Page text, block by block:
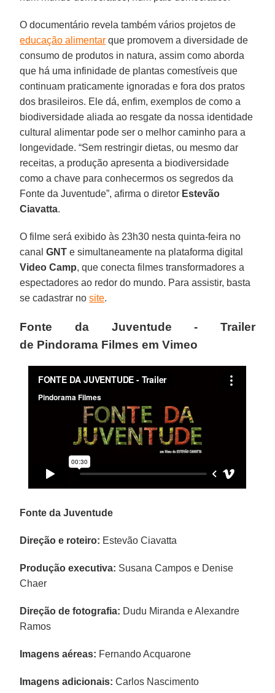
O documentário revela também vários projetos de
educação alimentar que promovem a diversidade de
consumo de produtos in natura, assim como aborda
que há uma infinidade de plantas comestíveis que
continuam praticamente ignoradas e fora dos pratos
dos brasileiros. Ele dá, enfim, exemplos de como a
biodiversidade aliada ao resgate da nossa identidade
cultural alimentar pode ser o melhor caminho para a
longevidade. “Sem restringir dietas, ou mesmo dar
receitas, a produção apresenta a biodiversidade
como a chave para conhecermos os segredos da
Fonte da Juventude”, afirma o diretor Estevão
Ciavatta.
O filme será exibido às 23h30 nesta quinta-feira no
canalGNT e simultaneamente na plataforma digital
Video Camp, que conecta filmes transformadores a
espectadores ao redor do mundo. Para assistir, basta
se cadastrar nosite.
Fonte da Juventude - Trailer
de Pindorama Filmes em Vimeo
Fonte da Juventude
Direção e roteiro: Estevão Ciavatta
Produção executiva: Susana Campos e Denise
Chaer
Direção de fotografia: Dudu Miranda e Alexandre
Ramos
Imagens aéreas: Fernando Acquarone
Imagens adicionais: Carlos Nascimento